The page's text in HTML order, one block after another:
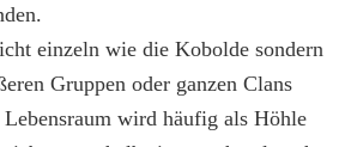
einzeln wie die Kobolde sondern
Gruppen oder ganzen Clans
wird häufig als Höhle